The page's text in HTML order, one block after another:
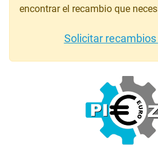
encontrar el recambio que
Solicitar recambios